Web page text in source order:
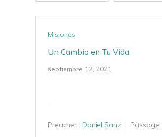
Misiones
Un Cambio en Tu Vida
septiembre 12, 2021
Preacher : Daniel Sanz Passage: